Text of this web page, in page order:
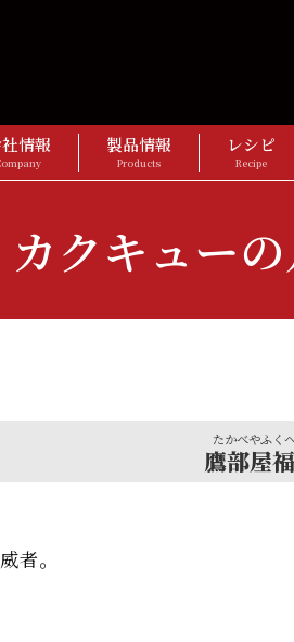
情報 製品情報
Products
レシピ
Recipe
カクキュー
たかべやふく
鷹部屋
者。